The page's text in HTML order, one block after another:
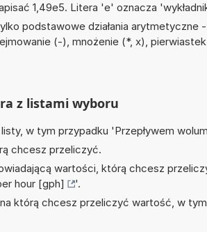
1,49e5. Litera 'e' oznacza
podstawowe działania arytmetyczne
(-), mnożenie (*, x),
z listami wyboru
w tym przypadku 'Przepływem
chcesz przeliczyć.
wartości, którą chcesz
hour [gph]
'.
którą chcesz przeliczyć wartość, w